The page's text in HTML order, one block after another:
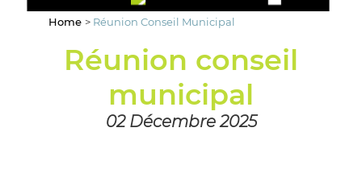
Home > Réunion Conseil Municipal
Réunion conseil
municipal
02 Décembre 2025